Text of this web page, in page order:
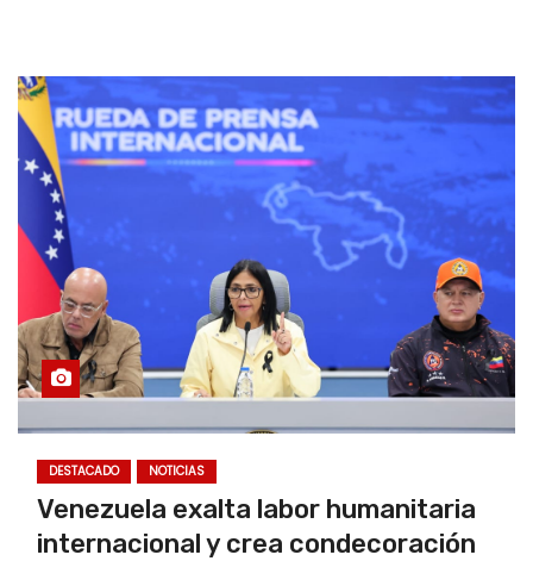
DESTACADO NOTICIAS
Venezuela exalta labor humanitaria
internacional y crea condecoración